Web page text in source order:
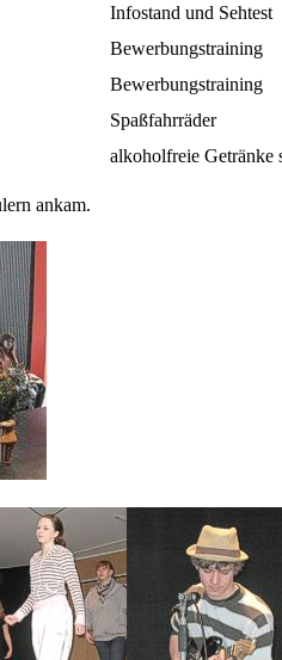
Infostand und Sehtest
Bewerbungstraining
Bewerbungstraining
Spaßfahrräder
alkoholfreie Getränke
ankam.